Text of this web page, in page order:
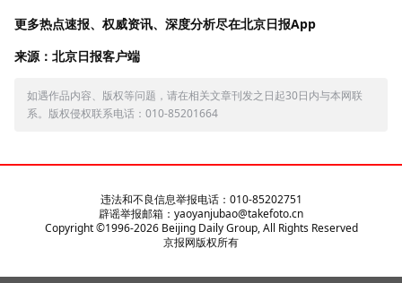
更多热点速报、权威资讯、深度分析尽在北京日报App
来源：北京日报客户端
如遇作品内容、版权等问题，请在相关文章刊发之日起30日内与本网联
系。版权侵权联系电话：010-85201664
违法和不良信息举报电话：010-85202751
辟谣举报邮箱：yaoyanjubao@takefoto.cn
Copyright ©1996-2026Beijing Daily Group, All Rights Reserved
京报网版权所有